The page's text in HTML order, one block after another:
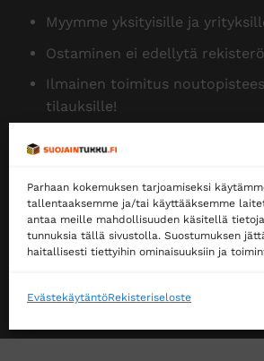
Parhaan kokemuksen tarjoamiseksi
tallentaaksemme ja/tai käyttääksemme
antaa meille mahdollisuuden käsitellä
tunnuksia tällä sivustolla. Suostumuksen
haitallisesti tiettyihin ominaisuuksiin ja
EvästekäytäntöRekisteriseloste
Myymme yksityisille ja
Ostaminen ei edellytä
Ilmainen toimitus
tilauksille!
Tilaamme isoja eriä siksi
14 päivän vaihto- ja